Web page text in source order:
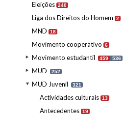
Eleições 240
Liga dos Direitos do Homem 2
MND 18
Movimento cooperativo 6
Movimento estudantil 459 536
MUD 252
MUD Juvenil 321
Actividades culturais 13
Antecedentes 19